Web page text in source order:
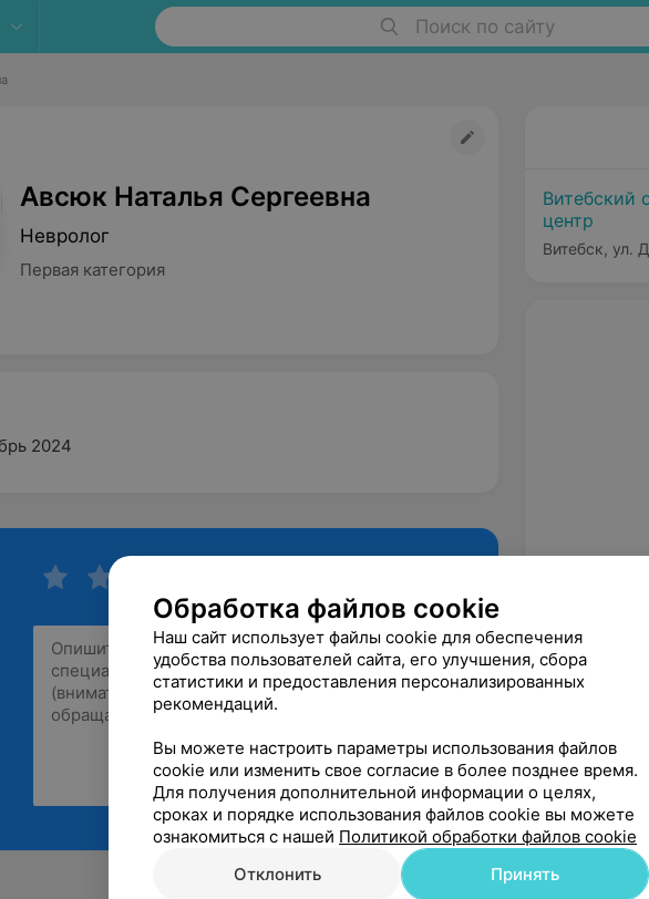
Поиск по сайту
Авсюк Наталья Сергеевна
Невролог
Первая категория
2024
Рекомендую
Витебский
центр
Витебск, ул.
Обработка файлов cookie
Наш сайт использует файлы cookie для обеспечения
удобства пользователей сайта, его улучшения, сбора
статистики и предоставления персонализированных
рекомендаций.
Вы можете настроить параметры использования файлов
cookie или изменить свое согласие в более позднее время.
Для получения дополнительной информации о целях,
сроках и порядке использования файлов cookie вы можете
ознакомиться с нашей Политикой обработки файлов cookie
Отклонить
Принять